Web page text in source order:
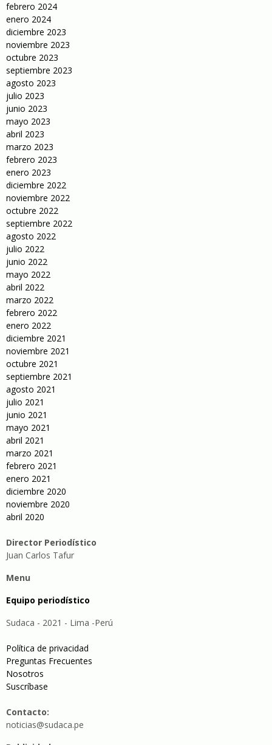
febrero 2024
enero 2024
diciembre 2023
noviembre 2023
octubre 2023
septiembre 2023
agosto 2023
julio 2023
junio 2023
mayo 2023
abril 2023
marzo 2023
febrero 2023
enero 2023
diciembre 2022
noviembre 2022
octubre 2022
septiembre 2022
agosto 2022
julio 2022
junio 2022
mayo 2022
abril 2022
marzo 2022
febrero 2022
enero 2022
diciembre 2021
noviembre 2021
octubre 2021
septiembre 2021
agosto 2021
julio 2021
junio 2021
mayo 2021
abril 2021
marzo 2021
febrero 2021
enero 2021
diciembre 2020
noviembre 2020
abril 2020
Director Periodístico
Juan Carlos Tafur
Menu
Equipo periodístico
Sudaca - 2021 - Lima -Perú
Política de privacidad
Preguntas Frecuentes
Nosotros
Suscríbase
Contacto:
noticias@sudaca.pe